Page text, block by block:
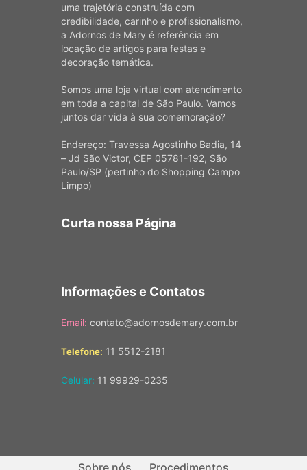
uma trajetória construída com
credibilidade, carinho e profissionalismo,
a Adornos de Mary é referência em
locação de artigos para festas e
decoração temática.
Somos uma loja virtual com atendimento
em toda a capital de São Paulo. Vamos
juntos dar vida à sua comemoração?
Endereço: Travessa Agostinho Badia, 14
– Jd São Victor, CEP 05781-192, São
Paulo/SP (pertinho do Shopping Campo
Limpo)
Curta nossa Página
Informações e Contatos
Email: contato@adornosdemary.com.br
Telefone: 11 5512-2181
Celular: 11 99929-0235
Sobre nós Procedimentos